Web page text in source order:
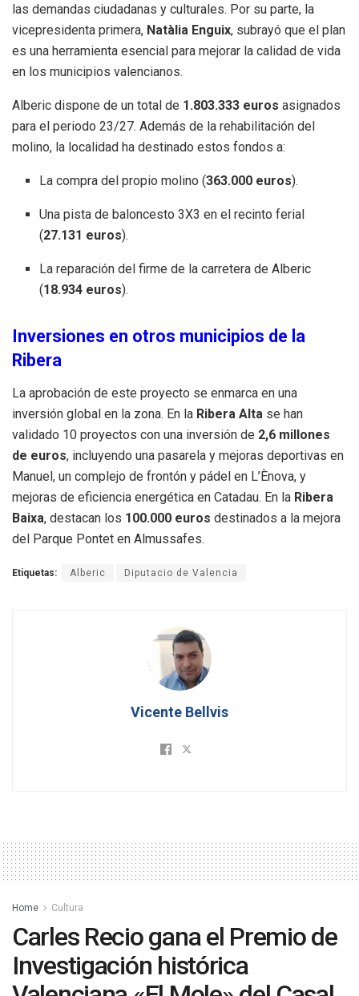
las demandas ciudadanas y culturales. Por su parte, la
vicepresidenta primera, Natàlia Enguix, subrayó que el plan
es una herramienta esencial para mejorar la calidad de vida
en los municipios valencianos.
Alberic dispone de un total de 1.803.333 euros asignados
para el periodo 23/27. Además de la rehabilitación del
molino, la localidad ha destinado estos fondos a:
La compra del propio molino (363.000 euros).
Una pista de baloncesto 3X3 en el recinto ferial
(27.131 euros).
La reparación del firme de la carretera de Alberic
(18.934 euros).
Inversiones en otros municipios de la
Ribera
La aprobación de este proyecto se enmarca en una
inversión global en la zona. En la Ribera Alta se han
validado 10 proyectos con una inversión de 2,6 millones
de euros, incluyendo una pasarela y mejoras deportivas en
Manuel, un complejo de frontón y pádel en L’Ènova, y
mejoras de eficiencia energética en Catadau. En la Ribera
Baixa, destacan los 100.000 euros destinados a la mejora
del Parque Pontet en Almussafes.
Etiquetas: Alberic Diputacio de Valencia
Vicente Bellvis
Home Cultura
Carles Recio gana el Premio de
Investigación histórica